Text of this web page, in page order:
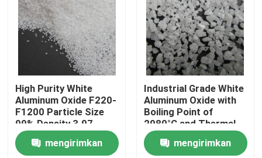
Produk
Tentang Kami
High Purity White
Aluminum Oxide F220-
F1200 Particle Size
99% Density 3.97
G/cm3 for Thermal
Conductive Materials
mengirimkan
Industrial Grade White
Aluminum Oxide with
Boiling Point of
2980°C and Thermal
Conductivity of 30
W/mK mengirimkan